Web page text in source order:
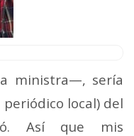
ministra—, sería
local) del
Así que mis